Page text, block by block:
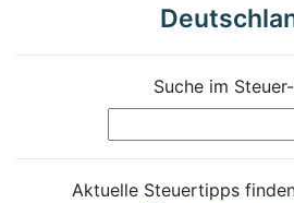
Suche im
Aktuelle Steuertipps